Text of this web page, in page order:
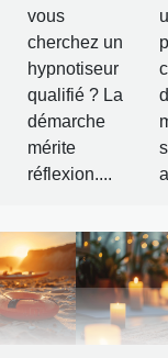
vous
cherchez un
hypnotiseur
qualifié ? La
démarche
mérite
réflexion....